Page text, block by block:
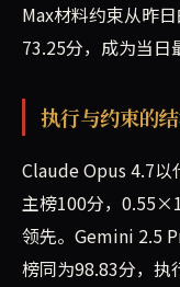
Max材料约束从昨
73.25分，成为当日
执行与约束的
Claude Opus 4.7以
主榜100分，
领先。Gemini 2.5
榜同为98.83分，执